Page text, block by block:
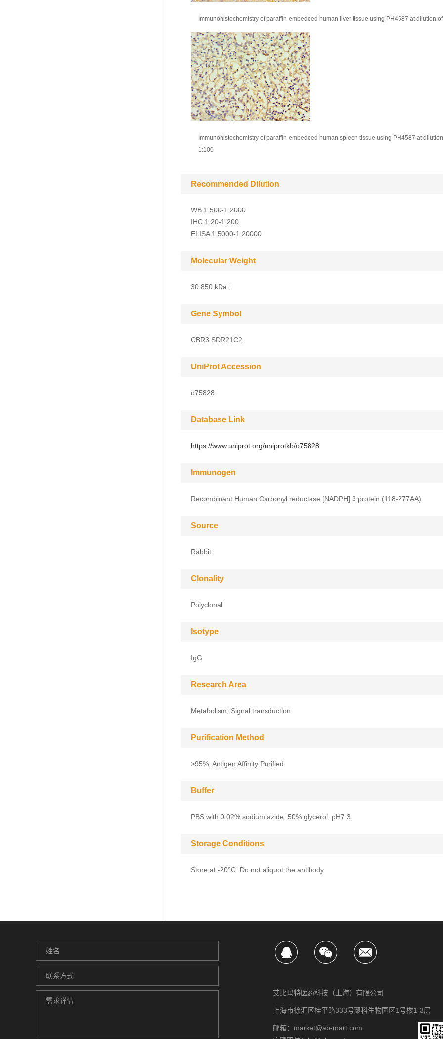
Immunohistochemistry of paraffin-embedded human liver tissue using PH4587 at dilution
Immunohistochemistry of paraffin-embedded human spleen tissue using PH4587 at
1:100
Recommended Dilution
WB 1:500-1:2000
IHC 1:20-1:200
ELISA 1:5000-1:20000
Molecular Weight
30.850 kDa ;
Gene Symbol
CBR3 SDR21C2
UniProt Accession
o75828
Database Link
https://www.uniprot.org/uniprotkb/o75828
Immunogen
Recombinant Human Carbonyl reductase [NADPH] 3 protein (118-277AA)
Source
Rabbit
Clonality
Polyclonal
Isotype
IgG
Research Area
Metabolism; Signal transduction
Purification Method
>95%, Antigen Affinity Purified
Buffer
PBS with 0.02% sodium azide, 50% glycerol, pH7.3.
Storage Conditions
Store at -20°C. Do not aliquot the antibody
艾比玛特医药科技（上海）有限公司
上海市徐汇区桂平路333号聚科生物园区1号楼1-3层
邮箱：market@ab-mart.com